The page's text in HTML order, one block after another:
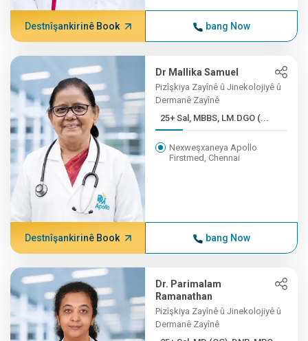
Destnîşankirinê Book bang Now
Dr Mallika Samuel
Pizîşkiya Zayînê û Jinekolojiyê û
Dermanê Zayînê
25+ Sal, MBBS, LM.DGO (...
Nexweşxaneya Apollo
Firstmed, Chennai
Destnîşankirinê Book bang Now
Dr. Parimalam
Ramanathan
Pizîşkiya Zayînê û Jinekolojiyê û
Dermanê Zayînê